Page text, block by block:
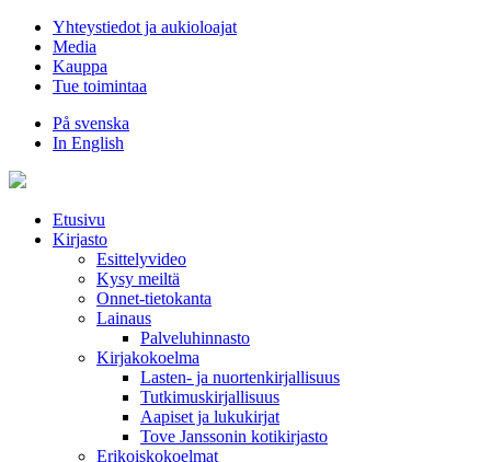
Hyppää
sisältöön
Yhteystiedot ja aukioloajat
Media
Kauppa
Tue toimintaa
På svenska
In English
Etusivu
Kirjasto
Esittelyvideo
Kysy meiltä
Onnet-tietokanta
Lainaus
Palveluhinnasto
Kirjakokoelma
Lasten- ja nuortenkirjallisuus
Tutkimuskirjallisuus
Aapiset ja lukukirjat
Tove Janssonin kotikirjasto
Erikoiskokoelmat